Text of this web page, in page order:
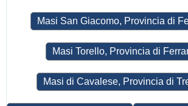
Masi San Giacomo, Provincia di
Masi Torello, Provincia di
Masi di Cavalese, Provincia di